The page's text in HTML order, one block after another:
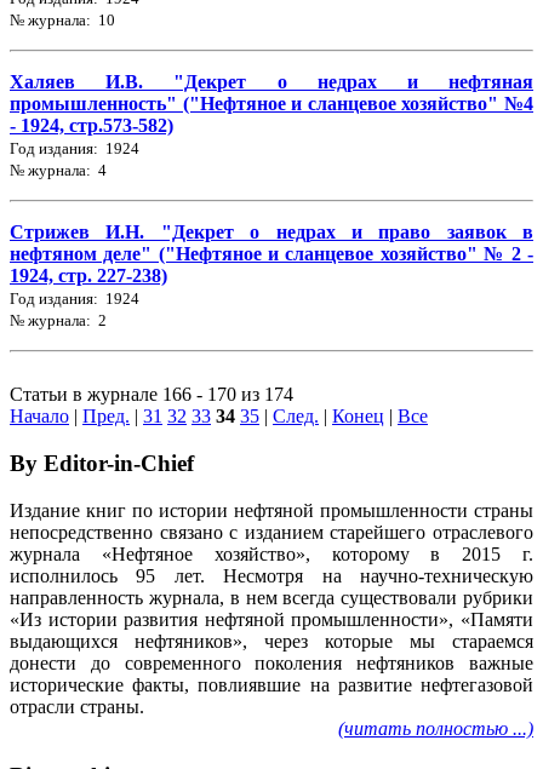
№ журнала: 10
Халяев И.В. "Декрет о недрах и нефтяная
промышленность" ("Нефтяное и сланцевое хозяйство" №4
- 1924, стр.573-582)
Год издания: 1924
№ журнала: 4
Стрижев И.Н. "Декрет о недрах и право заявок в
нефтяном деле" ("Нефтяное и сланцевое хозяйство" № 2 -
1924, стр. 227-238)
Год издания: 1924
№ журнала: 2
Статьи в журнале 166 - 170 из 174
Начало | Пред. | 31 32 33 34 35 | След. | Конец | Все
By Editor-in-Chief
Издание книг по истории нефтяной промышленности страны
непосредственно связано с изданием старейшего отраслевого
журнала «Нефтяное хозяйство», которому в 2015 г.
исполнилось 95 лет. Несмотря на научно-техническую
направленность журнала, в нем всегда существовали рубрики
«Из истории развития нефтяной промышленности», «Памяти
выдающихся нефтяников», через которые мы стараемся
донести до современного поколения нефтяников важные
исторические факты, повлиявшие на развитие нефтегазовой
отрасли страны.
(читать полностью ...)